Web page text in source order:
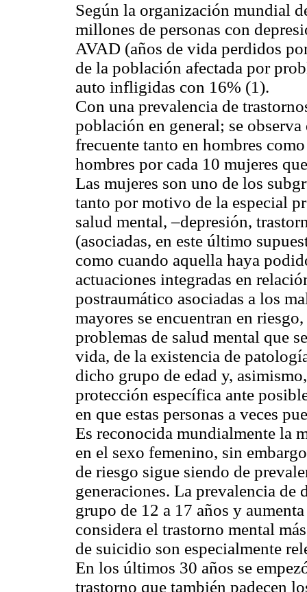
Según la organización mundial
millones de personas con
AVAD (años de vida perdidos
de la población afectada por
auto infligidas con 16% (1).
Con una prevalencia de
población en general; se
frecuente tanto en hombres
hombres por cada 10 mujeres
Las mujeres son uno de los
tanto por motivo de la especial
salud mental, –depresión,
(asociadas, en este último
como cuando aquella haya
actuaciones integradas en
postraumático asociadas a los
mayores se encuentran en
problemas de salud mental que
vida, de la existencia de
dicho grupo de edad y,
protección específica ante
en que estas personas a veces
Es reconocida mundialmente la
en el sexo femenino, sin
de riesgo sigue siendo de
generaciones. La prevalencia de
grupo de 12 a 17 años y
considera el trastorno mental
de suicidio son especialmente
En los últimos 30 años se
trastorno que también padecen